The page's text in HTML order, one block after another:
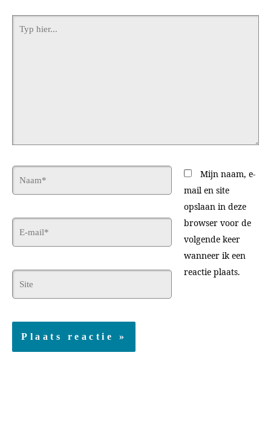
hier...
Mijn naam, e-
mail en site
opslaan in deze
browser voor de
volgende keer
wanneer ik een
reactie plaats.